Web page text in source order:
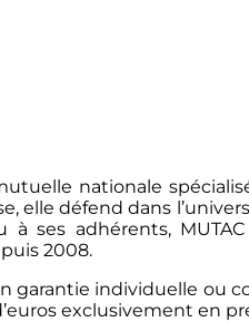
nationale
elle défend dans
à ses adhérents,
2008.
individuelle ou
exclusivement en